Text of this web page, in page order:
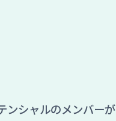
ンシャルのメンバーが